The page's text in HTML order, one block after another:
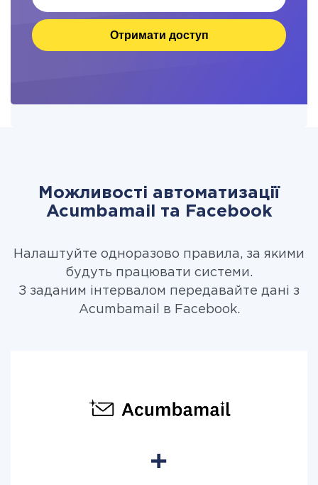
Отримати доступ
Можливості автоматизації
Acumbamail та Facebook
Налаштуйте одноразово правила, за якими
будуть працювати системи.
З заданим інтервалом передавайте дані з
Acumbamail в Facebook.